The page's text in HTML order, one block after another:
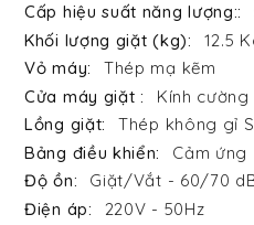
12.5
Thép mạ kẽm
Kính cường
Thép không gỉ
Cảm ứng
Giặt/Vắt - 60/70
220V - 50Hz